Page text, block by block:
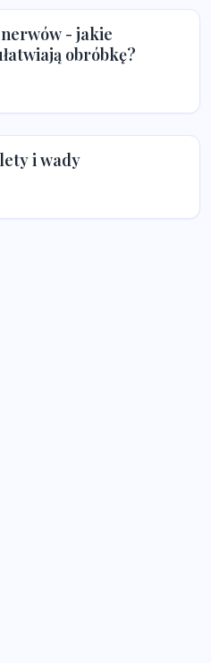
- jakie
obróbkę?
i wady